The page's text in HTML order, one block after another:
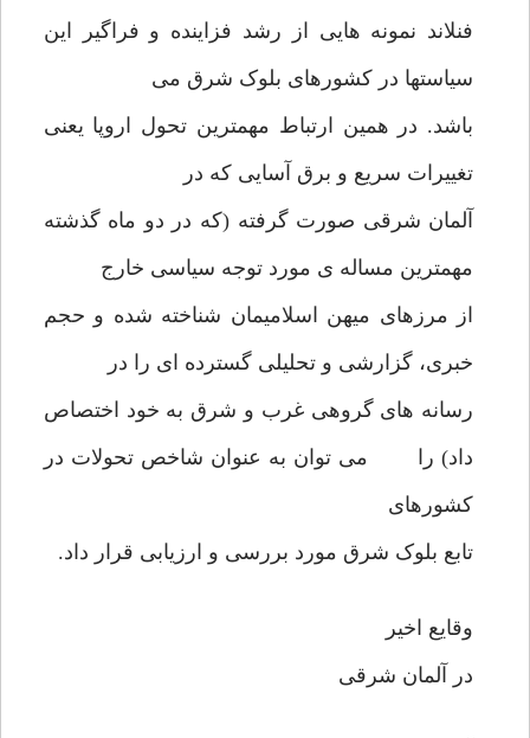
فنلاند نمونه هایی از رشد فزاینده و فراگیر این
سیاستها در کشورهای بلوک شرق می
باشد. در همین ارتباط مهمترین تحول اروپا یعنی
تغییرات سریع و برق آسایی که در
آلمان شرقی صورت گرفته (که در دو ماه گذشته
مهمترین مساله ی مورد توجه سیاسی خارج
از مرزهای میهن اسلامیمان شناخته شده و حجم
خبری، گزارشی و تحلیلی گسترده ای را در
رسانه های گروهی غرب و شرق به خود اختصاص
داد) را می توان به عنوان شاخص تحولات در
کشورهای
تابع بلوک شرق مورد بررسی و ارزیابی قرار داد.
وقایع اخیر
در آلمان شرقی